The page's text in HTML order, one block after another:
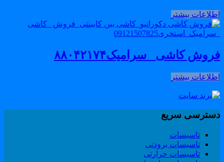
بیشتر
کاشی _سرامیک۸۸۰۴۲۱۷۴
بیشتر
سریع
تاسیسات
تاسیسات برودتی
تاسیسات حرارتی